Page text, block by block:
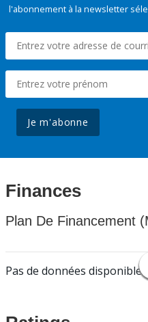
l'abonnement à la newsletter
Je m'abonne
Finances
Plan De Financement
Pas de données disponibles.